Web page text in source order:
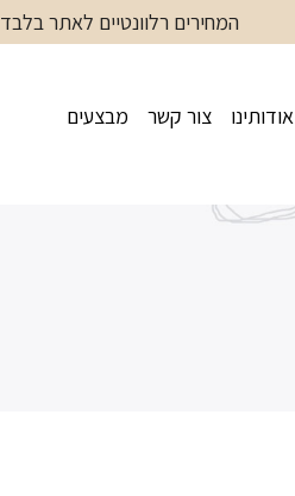
המחירים רלוונטיים לאתר בלבד
אודותינו צור קשר מבצעים